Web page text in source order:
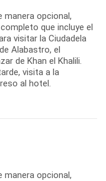
manera opcional,
que incluye el
visitar la Ciudadela
Alabastro, el
de Khan el Khalili.
visita a la
al hotel.
manera opcional,